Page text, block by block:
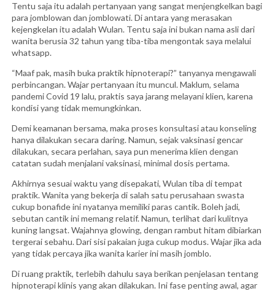
Tentu saja itu adalah pertanyaan yang sangat menjengkelkan bagi
para jomblowan dan jomblowati. Di antara yang merasakan
kejengkelan itu adalah Wulan. Tentu saja ini bukan nama asli dari
wanita berusia 32 tahun yang tiba-tiba mengontak saya melalui
whatsapp.
“Maaf pak, masih buka praktik hipnoterapi?” tanyanya mengawali
perbincangan. Wajar pertanyaan itu muncul. Maklum, selama
pandemi Covid 19 lalu, praktis saya jarang melayani klien, karena
kondisi yang tidak memungkinkan.
Demi keamanan bersama, maka proses konsultasi atau konseling
hanya dilakukan secara daring. Namun, sejak vaksinasi gencar
dilakukan, secara perlahan, saya pun menerima klien dengan
catatan sudah menjalani vaksinasi, minimal dosis pertama.
Akhirnya sesuai waktu yang disepakati, Wulan tiba di tempat
praktik. Wanita yang bekerja di salah satu perusahaan swasta
cukup bonafide ini nyatanya memiliki paras cantik. Boleh jadi,
sebutan cantik ini memang relatif. Namun, terlihat dari kulitnya
kuning langsat. Wajahnya glowing, dengan rambut hitam dibiarkan
tergerai sebahu. Dari sisi pakaian juga cukup modus. Wajar jika ada
yang tidak percaya jika wanita karier ini masih jomblo.
Di ruang praktik, terlebih dahulu saya berikan penjelasan tentang
hipnoterapi klinis yang akan dilakukan. Ini fase penting awal, agar